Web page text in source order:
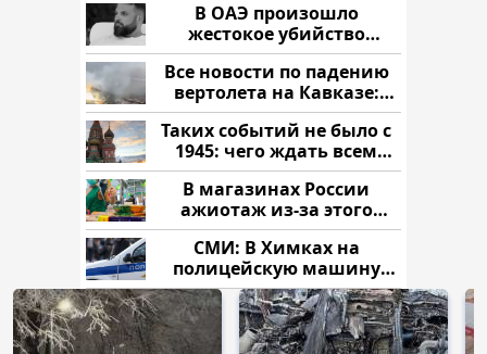
В ОАЭ произошло
жестокое убийство
криптомиллионера
Все новости по падению
вертолета на Кавказе:
читать здесь
Таких событий не было с
1945: чего ждать всем
нам?
В магазинах России
ажиотаж из-за этого
продукта: что купить?
СМИ: В Химках на
полицейскую машину
напали и подожгли.